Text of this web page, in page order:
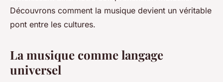
Découvrons comment la musique devient un véritable
pont entre les cultures.
La musique comme langage
universel